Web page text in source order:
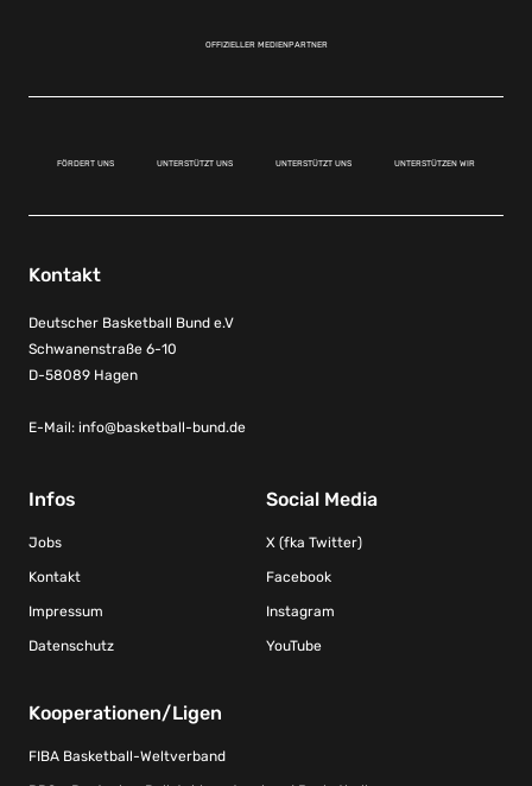
OFFIZIELLER MEDIENPARTNER
FÖRDERT UNS UNTERSTÜTZT UNS UNTERSTÜTZT UNS UNTERSTÜTZEN WIR
Kontakt
Deutscher Basketball Bund e.V
Schwanenstraße 6-10
D-58089 Hagen
E-Mail: info@basketball-bund.de
Infos
Jobs
Kontakt
Impressum
Datenschutz
Social Media
X (fka Twitter)
Facebook
Instagram
YouTube
Kooperationen/Ligen
FIBA Basketball-Weltverband